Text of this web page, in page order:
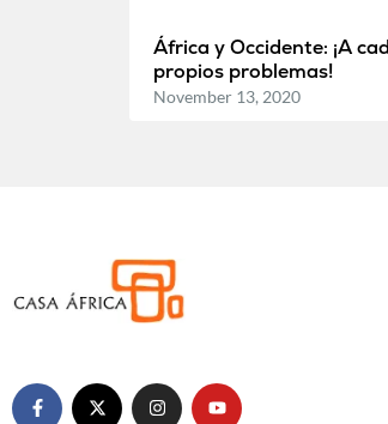
África y Occidente: ¡A
propios problemas!
November 13, 2020